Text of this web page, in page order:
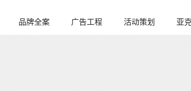
品牌全案 广告工程 活动策划 亚